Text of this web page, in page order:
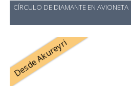
CÍRCULO DE DIAMANTE EN AVIONETA
Desde Akureyri